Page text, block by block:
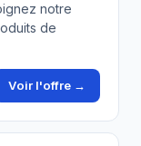
notre
de
Voir l'offre →